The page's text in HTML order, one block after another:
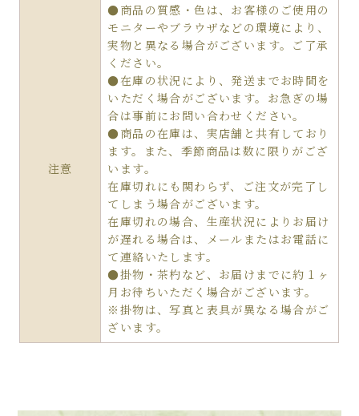
注意
●商品の質感・色は、お客様のご使用の
モニターやブラウザなどの環境により、
実物と異なる場合がございます。ご了承
ください。
●在庫の状況により、発送までお時間を
いただく場合がございます。お急ぎの場
合は事前にお問い合わせください。
●商品の在庫は、実店舗と共有しており
ます。また、季節商品は数に限りがござ
います。
在庫切れにも関わらず、ご注文が完了し
てしまう場合がございます。
在庫切れの場合、生産状況によりお届け
が遅れる場合は、メールまたはお電話に
て連絡いたします。
●掛物・茶杓など、お届けまでに約１ヶ
月お待ちいただく場合がございます。
※掛物は、写真と表具が異なる場合がご
ざいます。